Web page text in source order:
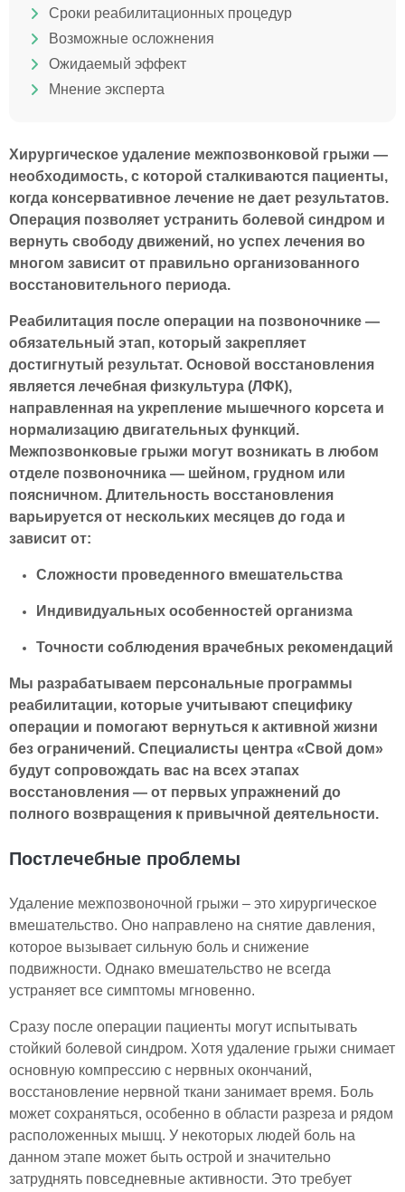
Сроки реабилитационных процедур
Возможные осложнения
Ожидаемый эффект
Мнение эксперта
Хирургическое удаление межпозвонковой грыжи —
необходимость, с которой сталкиваются пациенты,
когда консервативное лечение не дает результатов.
Операция позволяет устранить болевой синдром и
вернуть свободу движений, но успех лечения во
многом зависит от правильно организованного
восстановительного периода.
Реабилитация после операции на позвоночнике —
обязательный этап, который закрепляет
достигнутый результат. Основой восстановления
является лечебная физкультура (ЛФК),
направленная на укрепление мышечного корсета и
нормализацию двигательных функций.
Межпозвонковые грыжи могут возникать в любом
отделе позвоночника — шейном, грудном или
поясничном. Длительность восстановления
варьируется от нескольких месяцев до года и
зависит от:
Сложности проведенного вмешательства
Индивидуальных особенностей организма
Точности соблюдения врачебных рекомендаций
Мы разрабатываем персональные программы
реабилитации, которые учитывают специфику
операции и помогают вернуться к активной жизни
без ограничений. Специалисты центра «Свой дом»
будут сопровождать вас на всех этапах
восстановления — от первых упражнений до
полного возвращения к привычной деятельности.
Постлечебные проблемы
Удаление межпозвоночной грыжи – это хирургическое
вмешательство. Оно направлено на снятие давления,
которое вызывает сильную боль и снижение
подвижности. Однако вмешательство не всегда
устраняет все симптомы мгновенно.
Сразу после операции пациенты могут испытывать
стойкий болевой синдром. Хотя удаление грыжи снимает
основную компрессию с нервных окончаний,
восстановление нервной ткани занимает время. Боль
может сохраняться, особенно в области разреза и рядом
расположенных мышц. У некоторых людей боль на
данном этапе может быть острой и значительно
затруднять повседневные активности. Это требует